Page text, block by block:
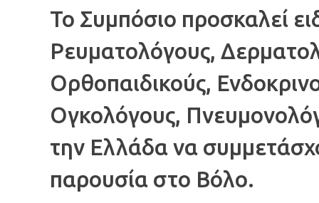
Το Συμπόσιο προσκαλεί
Ρευματολόγους,
Ορθοπαιδικούς,
Ογκολόγους,
την Ελλάδα να
παρουσία στο Βόλο.